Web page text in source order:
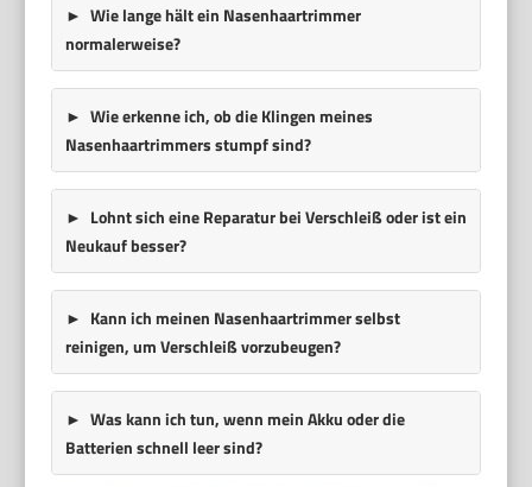
Wie lange hält ein Nasenhaartrimmer
normalerweise?
Wie erkenne ich, ob die Klingen meines
Nasenhaartrimmers stumpf sind?
Lohnt sich eine Reparatur bei Verschleiß oder ist ein
Neukauf besser?
Kann ich meinen Nasenhaartrimmer selbst
reinigen, um Verschleiß vorzubeugen?
Was kann ich tun, wenn mein Akku oder die
Batterien schnell leer sind?